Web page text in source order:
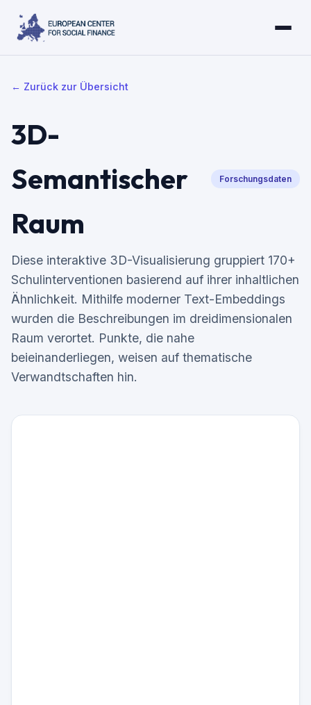
← Zurück zur Übersicht
3D-
Semantischer
Raum
Forschungsdaten
Diese interaktive 3D-Visualisierung gruppiert 170+
Schulinterventionen basierend auf ihrer inhaltlichen
Ähnlichkeit. Mithilfe moderner Text-Embeddings
wurden die Beschreibungen im dreidimensionalen
Raum verortet. Punkte, die nahe
beieinanderliegen, weisen auf thematische
Verwandtschaften hin.